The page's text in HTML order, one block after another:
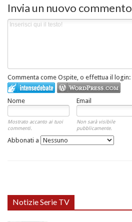
Invia un nuovo commento
Commenta come Ospite, o effettua il login:
Nome Email
Mostrato accanto ai tuoi
commenti.
Non sarà visibile
pubblicamente.
Abbonati a
Notizie Serie TV